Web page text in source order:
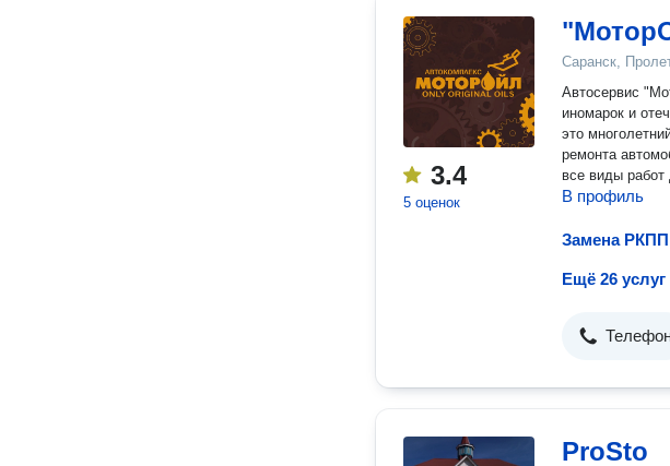
3.4
5 оценок
Саранск,
Автосервис
иномарок и
это
ремонта автомобилей с подходом к каждому клиенту. Гарантия на
все виды работ
В профиль
Замена РКПП
Ещё 26 услуг
ProSto